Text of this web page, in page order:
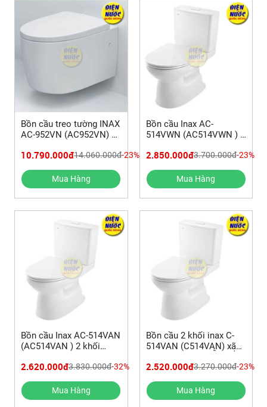
Bồn cầu treo tường INAX
AC-952VN (AC952VN) và
10.790.000đ14.060.000đ-23%
Mua Hàng
Bồn cầu Inax AC-
514VWN (AC514VWN ) 2
Ceramic | HƯỚNG DẪN
2.850.000đ3.700.000đ-23%
Mua Hàng
Bồn cầu Inax AC-514VAN
(AC514VAN ) 2 khối
DẪN LẮP ĐẶT BỆT 2
2.620.000đ3.830.000đ-32%
Mua Hàng
Bồn cầu 2 khối inax C-
514VAN (C514VAN) xã
ĐẶT
2.520.000đ3.270.000đ-23%
Mua Hàng